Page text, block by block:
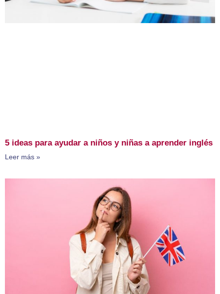
5 ideas para ayudar a niños y niñas a aprender inglés
Leer más »